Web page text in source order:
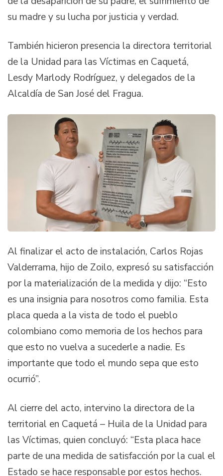
su madre y su lucha por justicia y verdad.
También hicieron presencia la directora territorial
de la Unidad para las Víctimas en Caquetá,
Lesdy Marlody Rodríguez, y delegados de la
Alcaldía de San José del Fragua.
Al finalizar el acto de instalación, Carlos Rojas
Valderrama, hijo de Zoilo, expresó su satisfacción
por la materialización de la medida y dijo: “Esto
es una insignia para nosotros como familia. Esta
placa queda a la vista de todo el pueblo
colombiano como memoria de los hechos para
que esto no vuelva a sucederle a nadie. Es
importante que todo el mundo sepa que esto
ocurrió”.
Al cierre del acto, intervino la directora de la
territorial en Caquetá – Huila de la Unidad para
las Víctimas, quien concluyó: “Esta placa hace
parte de una medida de satisfacción por la cual el
Estado se hace responsable por estos hechos.